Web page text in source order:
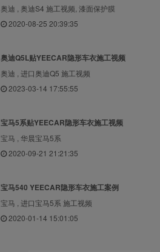
奥迪 , 奥迪S4 施工视频, 漆面保护膜
2020-08-25 20:39:35
奥迪Q5L贴YEECAR隐形车衣施工视频
奥迪 , 进口奥迪Q5 施工视频
2023-03-14 17:55:55
宝马5系贴YEECAR隐形车衣施工视频
宝马 , 华晨宝马5系
2020-09-21 21:21:35
宝马540 YEECAR隐形车衣施工案例
宝马 , 进口宝马5系 施工视频
2020-01-14 15:01:05